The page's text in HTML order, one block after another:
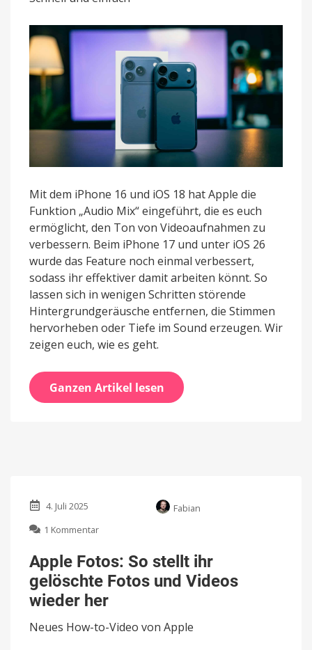
Videoaufnahmen
Mit dem iPhone 16 und iOS 18 hat Apple die
Funktion „Audio Mix“ eingeführt, die es euch
ermöglicht, den Ton von Videoaufnahmen zu
verbessern. Beim iPhone 17 und unter iOS 26
wurde das Feature noch einmal verbessert,
sodass ihr effektiver damit arbeiten könnt. So
lassen sich in wenigen Schritten störende
Hintergrundgeräusche entfernen, die Stimmen
hervorheben oder Tiefe im Sound erzeugen. Wir
zeigen euch, wie es geht.
Ganzen Artikel lesen
4. Juli 2025
Fabian
1 Kommentar
Fotos:
So
stellt
ihr
gelöschte
Fotos
Apple Fotos: So stellt ihr
gelöschte Fotos und Videos
wieder her
Neues How-to-Video von Apple